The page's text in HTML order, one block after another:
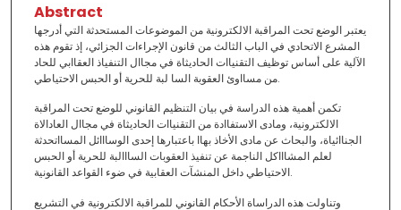
Abstract
يعتبر الوضع تحت المراقبة الالكترونية من الموضوعات المستحدثة التي أدرجها
المشرع الاتحادي في الباب الثالث من قانون الإجراءات الجزائي، إذ تقوم هذه
الآلية على أساس توظيف التقنياات الحاديثاة في مجاال التنفياذ العقاابي للحاد
من مسااوئ العقوبة السا لبة للحرية أو الحبس الاحتياطي.
تكمن أهمية هذه الدراسة في بيان التنظيم القانوني للوضع تحت المراقبة
الالكترونية، ومادى الاستفاادة من التقنياات الحاديثاة في مجاال العادالاة
الجناائياة، والبحاث عن مادى الأخاذ بهاا باعتبارها إحدى الوسااائل المسااتحدثة
لعلم المشاااكل الناجمة عن تنفيذ العقوبات السااالبة للحرية أو الحبس
الاحتياطي داخل المنشآت العقابية في ضوء القواعد القانونية.
وتناولت هذه الدراساة الأحكام القانوني للمراقبة الالكترونية في التشريع